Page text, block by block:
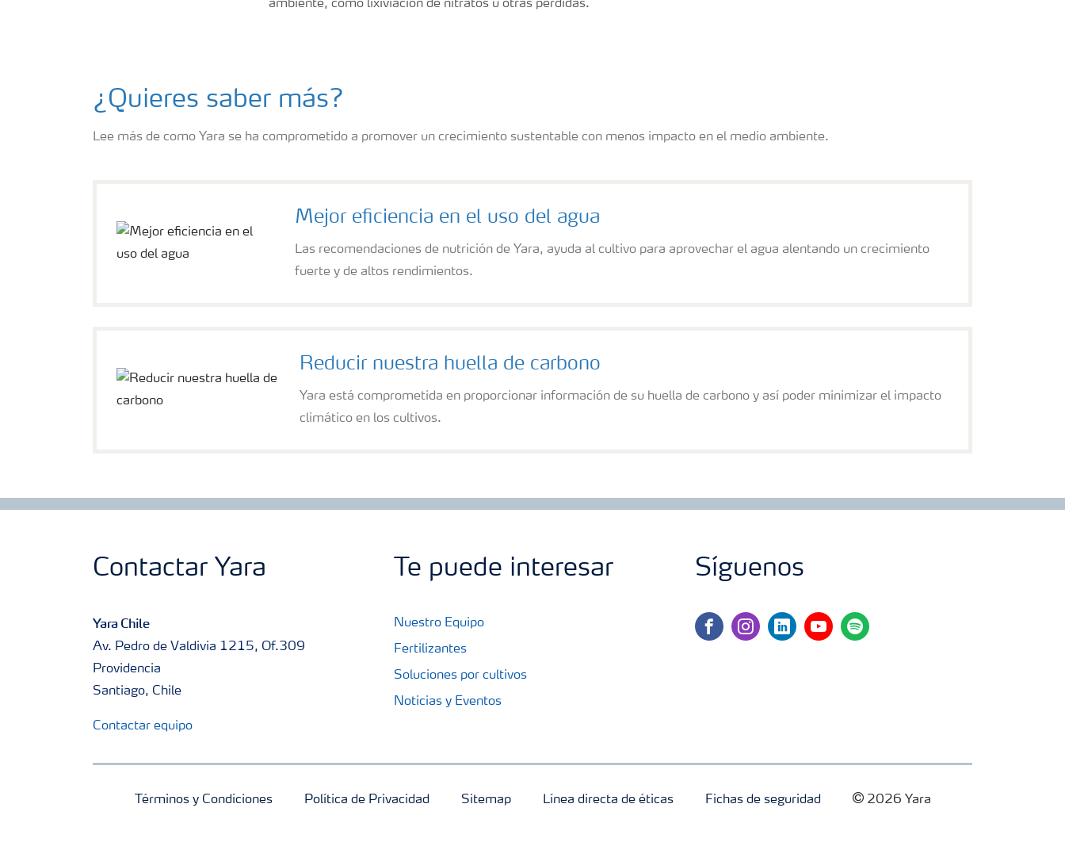
ambiente, como lixiviación de nitratos u otras pérdidas.
¿Quieres saber más?
Lee más de como Yara se ha comprometido a promover un crecimiento sustentable con menos impacto en el medio ambiente.
Mejor eficiencia en el uso del agua
Las recomendaciones de nutrición de Yara, ayuda al cultivo para aprovechar el agua alentando un crecimiento
fuerte y de altos rendimientos.
Reducir nuestra huella de carbono
Yara está comprometida en proporcionar información de su huella de carbono y así poder minimizar el impacto
climático en los cultivos.
Contactar Yara
Yara Chile
Av. Pedro de Valdivia 1215, Of.309
Providencia
Santiago, Chile
Contactar equipo
Te puede interesar
Nuestro Equipo
Fertilizantes
Soluciones por cultivos
Noticias y Eventos
Síguenos
facebookinstagramlinkedinyoutubespotify
Términos y Condiciones Política de Privacidad Sitemap Línea directa de éticas Fichas de seguridad 2026 Yara